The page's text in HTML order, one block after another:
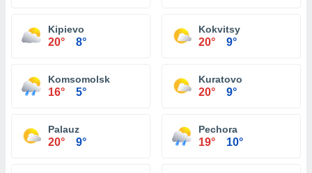
Kipievo
20° 8°
Kokvitsy
20° 9°
Komsomolsk
16° 5°
Kuratovo
20° 9°
Palauz
20° 9°
Pechora
19° 10°